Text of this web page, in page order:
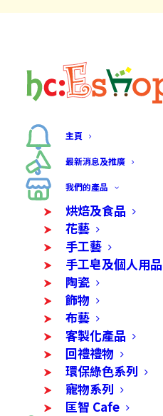
主頁
最新消息及推廣
我們的產品
烘焙及食品
花藝
手工藝
手工皂及個人用品
陶瓷
飾物
布藝
客製化產品
回禮禮物
環保綠色系列
寵物系列
匡智 Cafe